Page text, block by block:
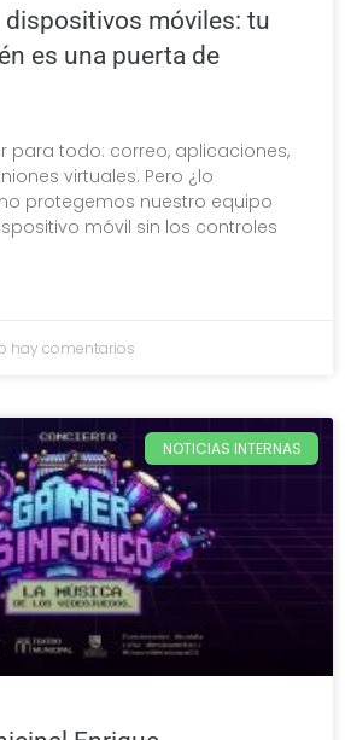
dispositivos móviles: tu
es una puerta de
para todo: correo, aplicaciones,
virtuales. Pero ¿lo
protegemos nuestro equipo
móvil sin los controles
hay comentarios
NOTICIAS INTERNAS